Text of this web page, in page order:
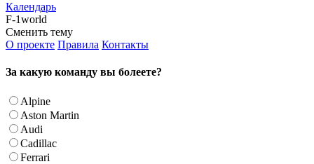
Календарь
F-1world
Сменить тему
О проекте Правила Контакты
За какую команду вы болеете?
Alpine
Aston Martin
Audi
Cadillac
Ferrari